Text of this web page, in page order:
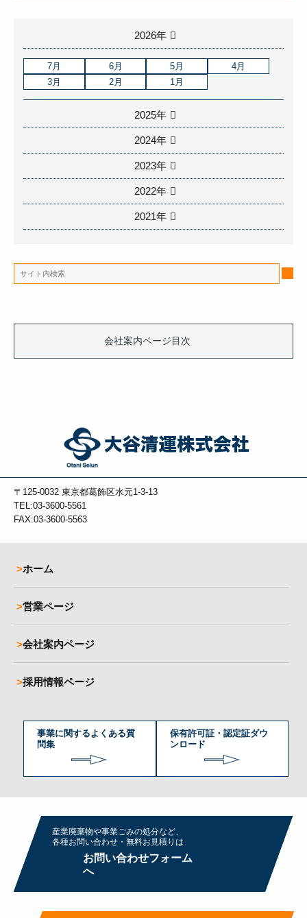
2026年
7月 6月 5月
4月
3月
2月 1月
2025年
2024年
2023年
2022年
2021年
会社案内ページ目次
〒125-0032 東京都葛飾区水元1-3-13
TEL:03-3600-5561
FAX:03-3600-5563
ホーム
営業ページ
会社案内ページ
採用情報ページ
事業に関するよくある質
問集
保有許可証・認定証ダウ
ンロード
産業廃棄物や事業ごみの処分など、
各種お問い合わせ・無料お⾒積りは
お問い合わせフォーム
へ